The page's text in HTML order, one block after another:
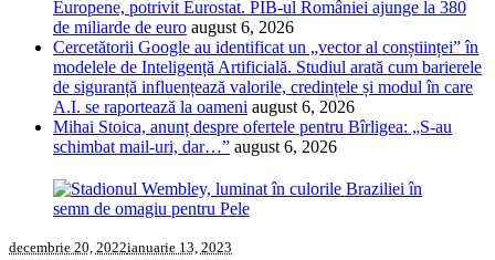
Europene, potrivit Eurostat. PIB-ul României ajunge la 380
de miliarde de euro august 6, 2026
Cercetătorii Google au identificat un „vector al conștiinței” în
modelele de Inteligență Artificială. Studiul arată cum barierele
de siguranță influențează valorile, credințele și modul în care
A.I. se raportează la oameni august 6, 2026
Mihai Stoica, anunț despre ofertele pentru Bîrligea: „S-au
schimbat mail-uri, dar…” august 6, 2026
decembrie 20, 2022ianuarie 13, 2023